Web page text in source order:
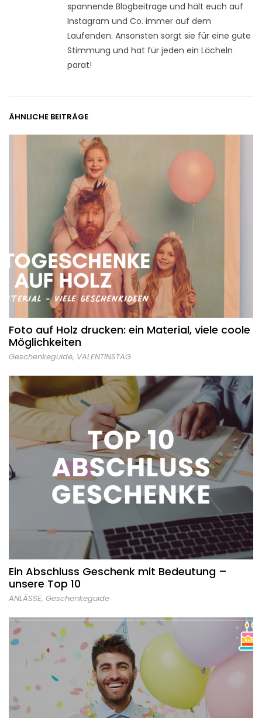
spannende Blogbeitrage und hält euch auf
Instagram und Co. immer auf dem
Laufenden. Ansonsten sorgt sie für eine gute
Stimmung und hat für jeden ein Lächeln
parat!
ÄHNLICHE BEITRÄGE
Foto auf Holz drucken: ein Material, viele coole
Möglichkeiten
Geschenkeguide, VALENTINSTAG
Ein Abschluss Geschenk mit Bedeutung –
unsere Top 10
ANLÄSSE, Geschenkeguide